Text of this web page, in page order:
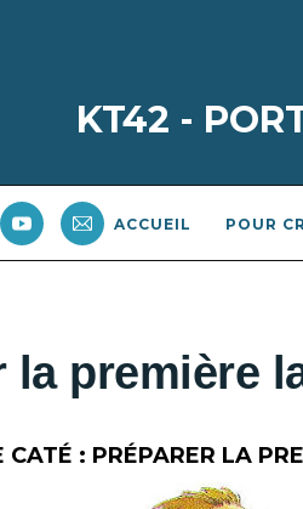
KT42 -
ACCUEIL POUR
la première
CATÉ : PRÉPARER LA